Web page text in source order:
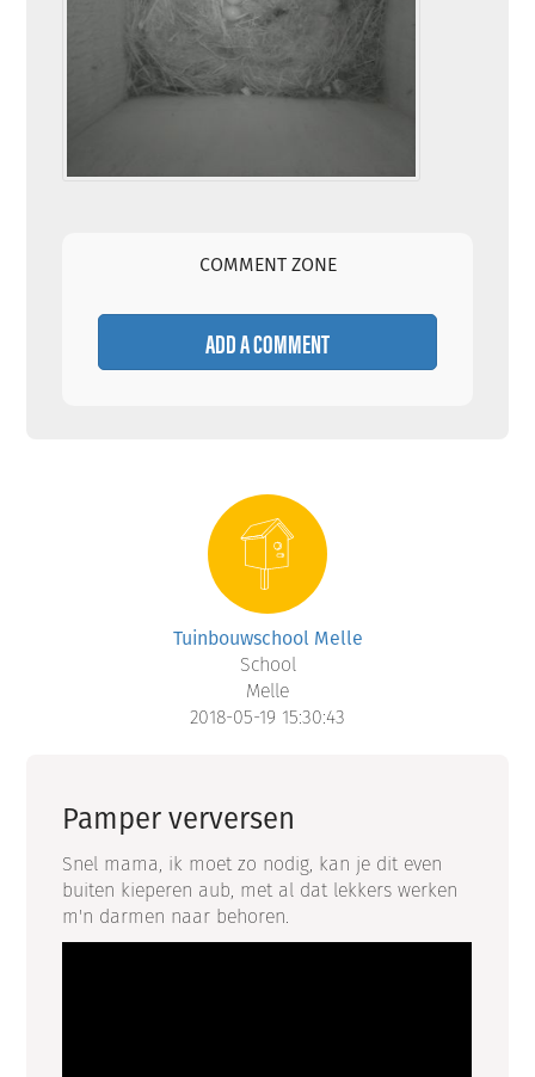
COMMENT ZONE
ADD A COMMENT
Tuinbouwschool Melle
School
Melle
2018-05-19 15:30:43
Pamper verversen
Snel mama, ik moet zo nodig, kan je dit even
buiten kieperen aub, met al dat lekkers werken
m'n darmen naar behoren.